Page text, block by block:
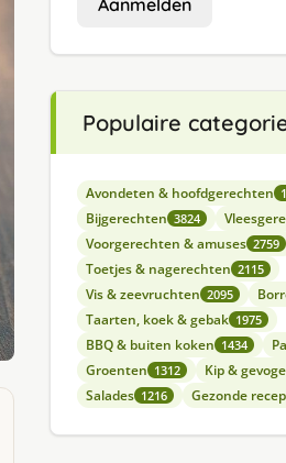
Aanmelden
Populaire
Avondeten & hoofdgerechten
Bijgerechten 3824
Voorgerechten & amuses 2759
Toetjes & nagerechten 2115
Vis & zeevruchten 2095
Taarten, koek & gebak 1975
BBQ & buiten koken 1434
Groenten 1312 Kip &
Salades 1216 Gezonde